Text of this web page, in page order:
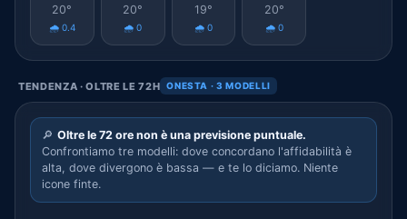
20°
🌧️ 0.4
20°
🌧️ 0
19°
🌧️ 0
20°
🌧️ 0
TENDENZA · OLTRE LE 72H ONESTA · 3 MODELLI
🔎 Oltre le 72 ore non è una previsione puntuale.
Confrontiamo tre modelli: dove concordano l'affidabilità è
alta, dove divergono è bassa — e te lo diciamo. Niente
icone finte.